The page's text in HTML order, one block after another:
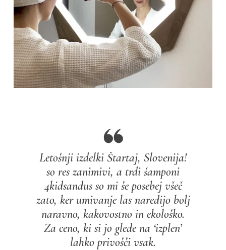
Letošnji izdelki Štartaj, Slovenija!
so res zanimivi, a trdi šamponi
4kidsandus so mi še posebej všeč
zato, ker umivanje las naredijo bolj
naravno, kakovostno in ekološko.
Za ceno, ki si jo glede na ‘izplen’
lahko privošči vsak.